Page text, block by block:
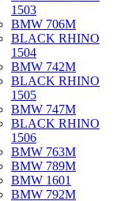
1503
BMW 706M
BLACK RHINO
1504
BMW 742M
BLACK RHINO
1505
BMW 747M
BLACK RHINO
1506
BMW 763M
BMW 789M
BMW 1601
BMW 792M